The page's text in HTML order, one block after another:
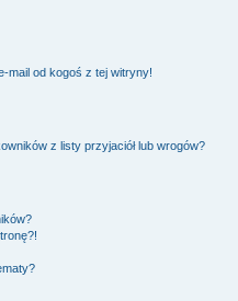
mail od kogoś z tej witryny!
z listy przyjaciół lub wrogów?